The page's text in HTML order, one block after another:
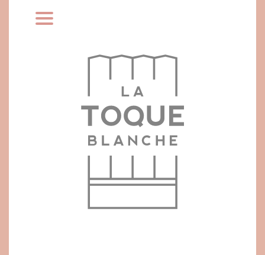
Home
Buffet
Chefs
Menu
Blog